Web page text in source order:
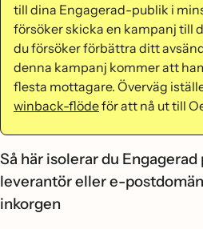
till dina Engagerad-publik i
försöker skicka en kampanj till
du försöker förbättra ditt
denna kampanj kommer att
flesta mottagare. Överväg
winback-flödeför att nå ut till
Så här isolerar du
leverantör eller e-
inkorgen